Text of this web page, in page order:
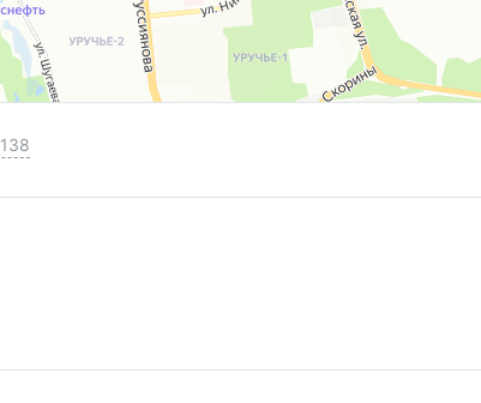
138